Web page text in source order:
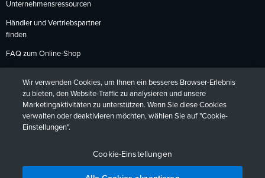
Unternehmensressourcen
Händler und Vertriebspartner
finden
FAQ zum Online-Shop
Rückgabebedingungen
DeutschFrançaisEspañol日本語
Wir verwenden Cookies, um Ihnen ein besseres Browser-Erlebnis
zu bieten, den Website-Traffic zu analysieren und unsere
Marketingaktivitäten zu unterstützen. Wenn Sie diese Cookies
verwalten oder deaktivieren möchten, wählen Sie auf "Cookie-
Einstellungen".
Cookie-Einstellungen